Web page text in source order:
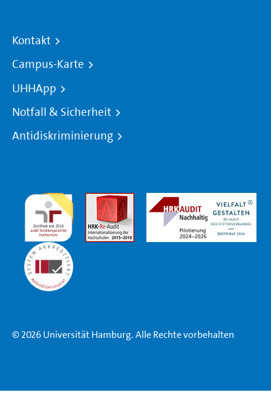
Kontakt
Campus-Karte
UHHApp
Notfall & Sicherheit
Antidiskriminierung
© 2026 Universität Hamburg. Alle Rechte vorbehalten